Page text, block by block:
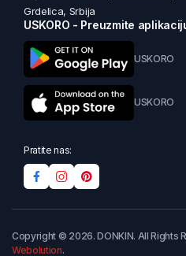
Grdelica, Srbija
USKORO - Preuzmite
USKORO
USKORO
Pratite nas:
Copyright © 2026. DONKIN. All Rights
Webolution.